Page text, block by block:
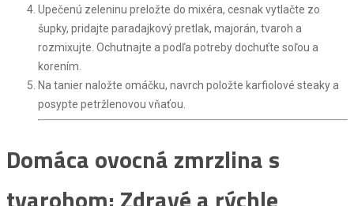
Upečenú zeleninu preložte do mixéra, cesnak vytlačte zo
šupky, pridajte paradajkový pretlak, majorán, tvaroh a
rozmixujte. Ochutnajte a podľa potreby dochuťte soľou a
korením.
Na tanier naložte omáčku, navrch položte karfiolové steaky a
posypte petržlenovou vňaťou.
Domáca ovocná zmrzlina s